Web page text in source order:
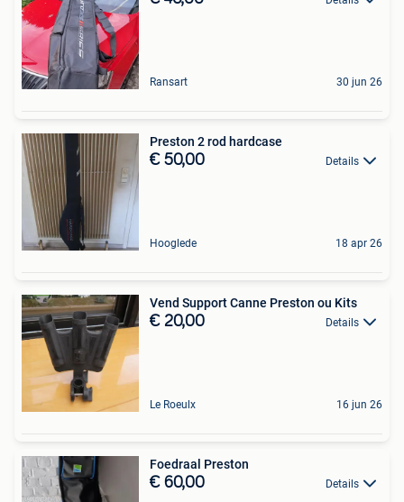
Ransart 30 jun 26
Preston 2 rod hardcase
€ 50,00 Details
Hooglede 18 apr 26
Vend Support Canne Preston ou Kits
€ 20,00 Details
Le Roeulx 16 jun 26
Foedraal Preston
€ 60,00 Details